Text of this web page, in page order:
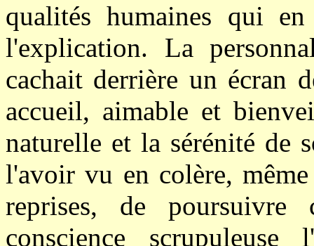
qualités humaines qui
l'explication. La
cachait derrière un écran
accueil, aimable et
naturelle et la sérénité de
l'avoir vu en colère,
reprises, de
conscience